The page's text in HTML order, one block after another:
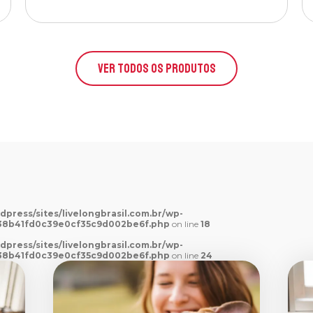
VER TODOS OS PRODUTOS
sites/livelongbrasil.com.br/wp-
on line 18
sites/livelongbrasil.com.br/wp-
on line 24